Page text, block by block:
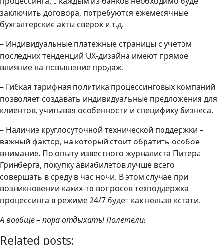
заключить договора, потребуются ежемесячные
бухгалтерские акты сверок и т.д.
– Индивидуальные платежные страницы с учетом
последних тенденций UX-дизайна имеют прямое
влияние на повышение продаж.
– Гибкая тарифная политика процессинговых компаний
позволяет создавать индивидуальные предложения для
клиентов, учитывая особенности и специфику бизнеса.
– Наличие круглосуточной технической поддержки –
важный фактор, на который стоит обратить особое
внимание. По опыту известного журналиста Питера
Гринберга, покупку авиабилетов лучше всего
совершать в среду в час ночи. В этом случае при
возникновении каких-то вопросов техподдержка
процессинга в режиме 24/7 будет как нельзя кстати.
А вообще – пора отдыхать! Полетели!
Related posts: